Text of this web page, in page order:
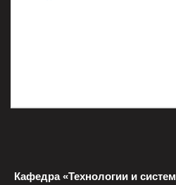
Кафедра «Технологии и